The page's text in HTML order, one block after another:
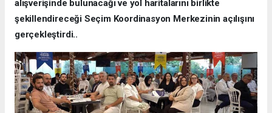
alışverişinde bulunacağı ve yol haritalarını birlikte
şekillendireceği Seçim Koordinasyon Merkezinin açılışını
gerçekleştirdi..